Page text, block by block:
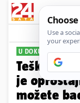
U DOKUMENTARCU
Teško
je
možete